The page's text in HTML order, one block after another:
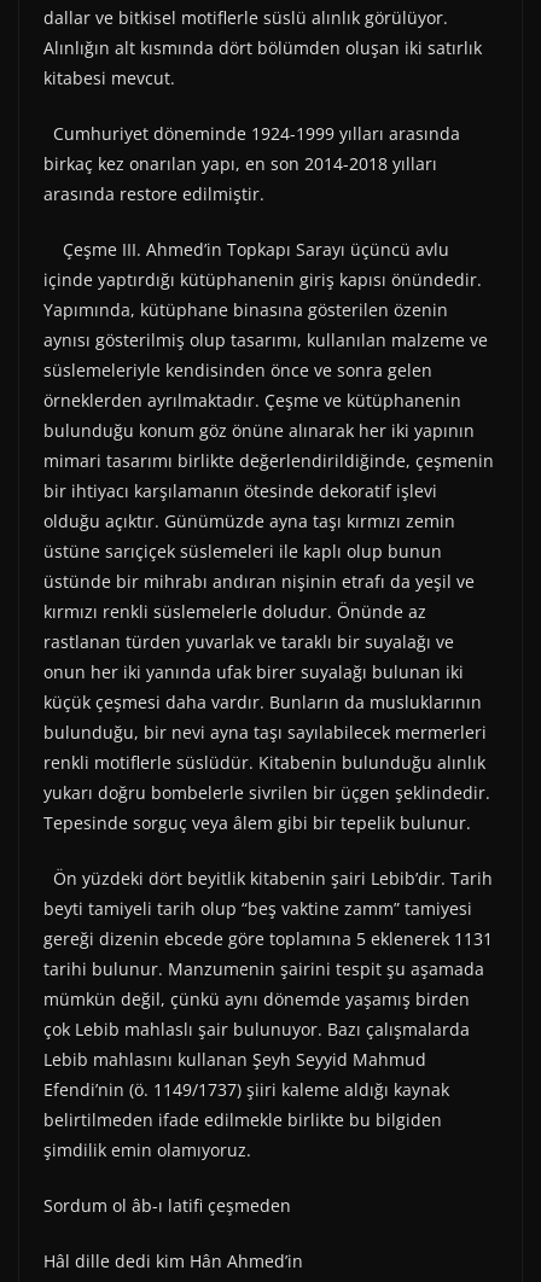
dallar ve bitkisel motiflerle süslü alınlık görülüyor.
Alınlığın alt kısmında dört bölümden oluşan iki satırlık
kitabesi mevcut.
Cumhuriyet döneminde 1924-1999 yılları arasında
birkaç kez onarılan yapı, en son 2014-2018 yılları
arasında restore edilmiştir.
Çeşme III. Ahmed’in Topkapı Sarayı üçüncü avlu
içinde yaptırdığı kütüphanenin giriş kapısı önündedir.
Yapımında, kütüphane binasına gösterilen özenin
aynısı gösterilmiş olup tasarımı, kullanılan malzeme ve
süslemeleriyle kendisinden önce ve sonra gelen
örneklerden ayrılmaktadır. Çeşme ve kütüphanenin
bulunduğu konum göz önüne alınarak her iki yapının
mimari tasarımı birlikte değerlendirildiğinde, çeşmenin
bir ihtiyacı karşılamanın ötesinde dekoratif işlevi
olduğu açıktır. Günümüzde ayna taşı kırmızı zemin
üstüne sarıçiçek süslemeleri ile kaplı olup bunun
üstünde bir mihrabı andıran nişinin etrafı da yeşil ve
kırmızı renkli süslemelerle doludur. Önünde az
rastlanan türden yuvarlak ve taraklı bir suyalağı ve
onun her iki yanında ufak birer suyalağı bulunan iki
küçük çeşmesi daha vardır. Bunların da musluklarının
bulunduğu, bir nevi ayna taşı sayılabilecek mermerleri
renkli motiflerle süslüdür. Kitabenin bulunduğu alınlık
yukarı doğru bombelerle sivrilen bir üçgen şeklindedir.
Tepesinde sorguç veya âlem gibi bir tepelik bulunur.
Ön yüzdeki dört beyitlik kitabenin şairi Lebib’dir. Tarih
beyti tamiyeli tarih olup “beş vaktine zamm” tamiyesi
gereği dizenin ebcede göre toplamına 5 eklenerek 1131
tarihi bulunur. Manzumenin şairini tespit şu aşamada
mümkün değil, çünkü aynı dönemde yaşamış birden
çok Lebib mahlaslı şair bulunuyor. Bazı çalışmalarda
Lebib mahlasını kullanan Şeyh Seyyid Mahmud
Efendi’nin (ö. 1149/1737) şiiri kaleme aldığı kaynak
belirtilmeden ifade edilmekle birlikte bu bilgiden
şimdilik emin olamıyoruz.
Sordum ol âb-ı latifi çeşmeden
Hâl dille dedi kim Hân Ahmed’in